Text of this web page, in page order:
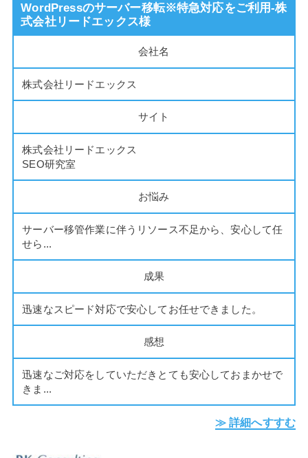
WordPressのサーバー移転※特急対応をご利用-株
式会社リードエックス様
会社名
株式会社リードエックス
サイト
株式会社リードエックス
SEO研究室
お悩み
サーバー移管作業に伴うリソース不足から、安心して任
せら...
成果
迅速なスピード対応で安心してお任せできました。
感想
迅速なご対応をしていただきとても安心しておまかせで
きま...
≫ 詳細へすすむ